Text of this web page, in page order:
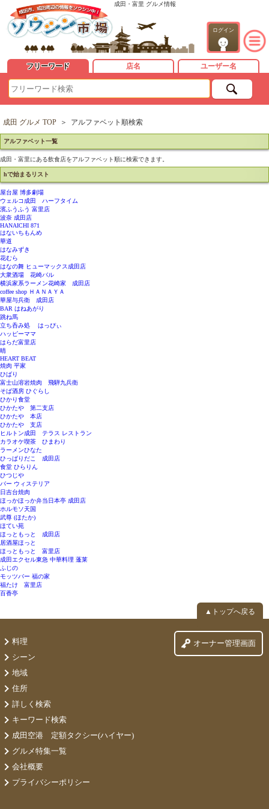
成田・富里 グルメ情報
ログイン
フリーワード 店名 ユーザー名
成田 グルメ TOP ＞ アルファベット順検索
アルファベット一覧
成田・富里にある飲食店をアルファベット順に検索できます。
hで始まるリスト
屋台屋 博多劇場
ウェルコ成田 ハーフタイム
濱ふうふう 富里店
波奈 成田店
HANAICHI 871
はないちもんめ
華道
はなみずき
花むら
はなの舞 ヒューマックス成田店
大衆酒場 花崎バル
横浜家系ラーメン花崎家 成田店
coffee shop ＨＡＮＡＹＡ
華屋与兵衛 成田店
BAR はねあがり
跳ね馬
立ち呑み処 はっぴぃ
ハッピーママ
はらだ富里店
晴
HEART BEAT
焼肉 平家
ひばり
富士山溶岩焼肉 飛騨九兵衛
そば酒房 ひぐらし
ひかり食堂
ひかたや 第二支店
ひかたや 本店
ひかたや 支店
ヒルトン成田 テラス レストラン
カラオケ喫茶 ひまわり
ラーメンひなた
ひっぱりだこ 成田店
食堂 ひらりん
ひつじや
バー ウィステリア
日吉台焼肉
ほっかほっか弁当日本亭 成田店
ホルモソ天国
武尊 (ほたか)
ほてい苑
ほっともっと 成田店
居酒屋ほっと
ほっともっと 富里店
成田エクセル東急 中華料理 蓬莱
ふじの
モッツバー 福の家
福たけ 富里店
百香亭
▲トップへ戻る
料理
シーン
地域
住所
詳しく検索
キーワード検索
成田空港 定額タクシー(ハイヤー)
グルメ特集一覧
会社概要
プライバシーポリシー
オーナー管理画面